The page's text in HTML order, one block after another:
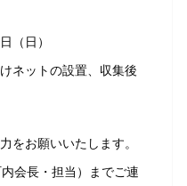
（日）
ネットの設置、収集後
をお願いいたします。
会長・担当）までご連